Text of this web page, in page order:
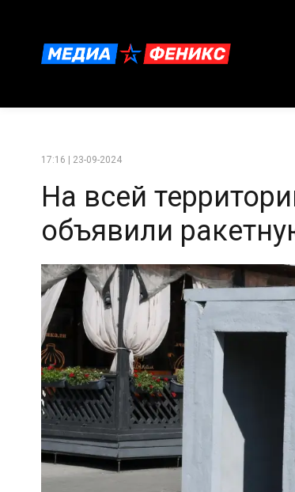
17:16 | 23-09-2024
На всей
объявили